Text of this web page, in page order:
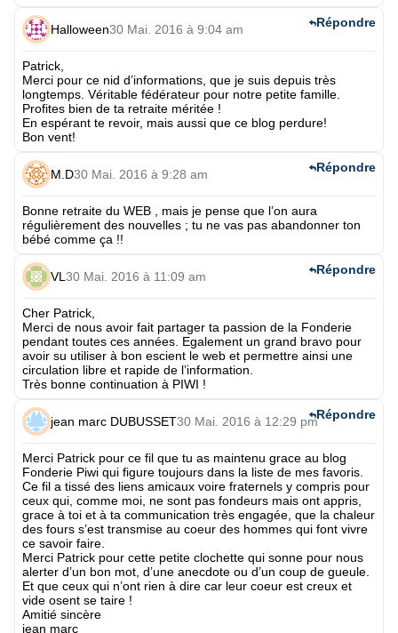
Halloween30 Mai. 2016 à 9:04 am
Patrick,
Merci pour ce nid d’informations, que je suis depuis très
longtemps. Véritable fédérateur pour notre petite famille.
Profites bien de ta retraite méritée !
En espérant te revoir, mais aussi que ce blog perdure!
Bon vent!
Répondre
M.D30 Mai. 2016 à 9:28 am
Bonne retraite du WEB , mais je pense que l’on aura
régulièrement des nouvelles ; tu ne vas pas abandonner ton
bébé comme ça !!
Répondre
VL 30 Mai. 2016 à 11:09 am
Cher Patrick,
Merci de nous avoir fait partager ta passion de la Fonderie
pendant toutes ces années. Egalement un grand bravo pour
avoir su utiliser à bon escient le web et permettre ainsi une
circulation libre et rapide de l’information.
Très bonne continuation à PIWI !
Répondre
jean marc DUBUSSET30 Mai. 2016 à 12:29 pm
Merci Patrick pour ce fil que tu as maintenu grace au blog
Fonderie Piwi qui figure toujours dans la liste de mes favoris.
Ce fil a tissé des liens amicaux voire fraternels y compris pour
ceux qui, comme moi, ne sont pas fondeurs mais ont appris,
grace à toi et à ta communication très engagée, que la chaleur
des fours s’est transmise au coeur des hommes qui font vivre
ce savoir faire.
Merci Patrick pour cette petite clochette qui sonne pour nous
alerter d’un bon mot, d’une anecdote ou d’un coup de gueule.
Et que ceux qui n’ont rien à dire car leur coeur est creux et
vide osent se taire !
Amitié sincère
jean marc
Répondre